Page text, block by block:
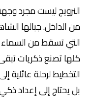
النرويج ليست مجرد
من الداخل. جبالها
التي تسقط من
كلها تصنع ذكريات
التخطيط لرحلة عائلية
بل يحتاج إلى إعداد